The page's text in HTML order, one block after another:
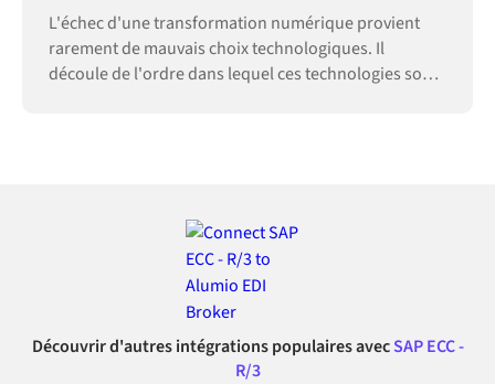
L'échec d'une transformation numérique provient
rarement de mauvais choix technologiques. Il
découle de l'ordre dans lequel ces technologies sont
Découvrir d'autres intégrations populaires avecSAP ECC -
R/3